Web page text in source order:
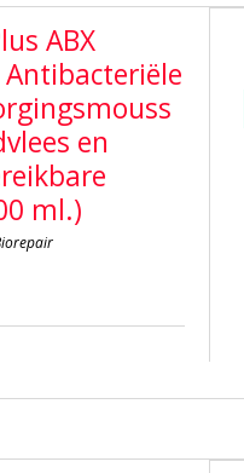
ABX
en
ml.)